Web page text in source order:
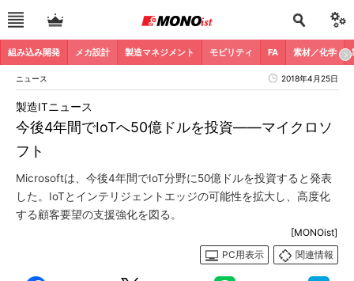
組み込み開発 メカ設計 製造マネジメント モビリティ FA 素材／化学
ニュース 2018年4月25日
今後4年間でIoTへ50億ドルを投資――マイクロソ
フト
製造ITニュース
Microsoftは、今後4年間でIoT分野に50億ドルを投資すると発表
した。IoTとインテリジェントエッジの可能性を拡大し、高度化
する顧客要望の支援強化を図る。
[MONOist]
PC用表示
関連情報